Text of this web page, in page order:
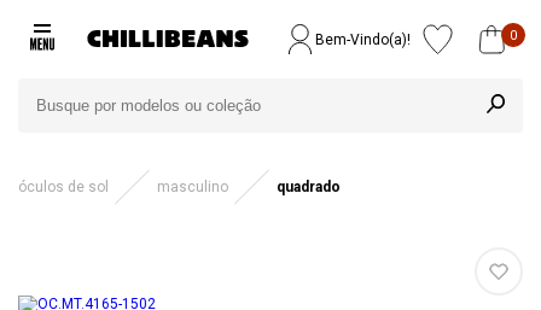
Bem-Vindo(a)! 0
óculos de sol masculino quadrado